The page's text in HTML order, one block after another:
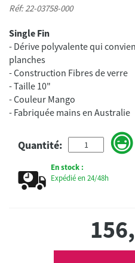
Réf: 22-03758-000
Single Fin
- Dérive polyvalente qui
planches
- Construction Fibres de verre
- Taille 10"
- Couleur Mango
- Fabriquée mains en Australie
Quantité:
En stock :
Expédié en 24/48h